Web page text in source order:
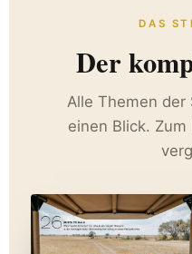
DAS
Der
Alle Themen der
einen Blick.